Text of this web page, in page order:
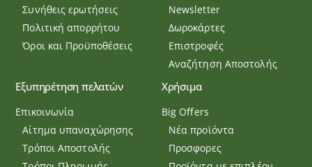
Συνήθεις ερωτήσεις
Πολιτική απορρήτου
Όροι και Προϋποθέσεις
Newsletter
Δωροκάρτες
Επιστροφές
Αναζήτηση Αποστολής
Εξυπηρέτηση πελατών
Επικοινωνία
Αίτημα υπαναχώρησης
Τρόποι Αποστολής
Χρήσιμα
Big Offers
Νέα προϊόντα
Προσφορες